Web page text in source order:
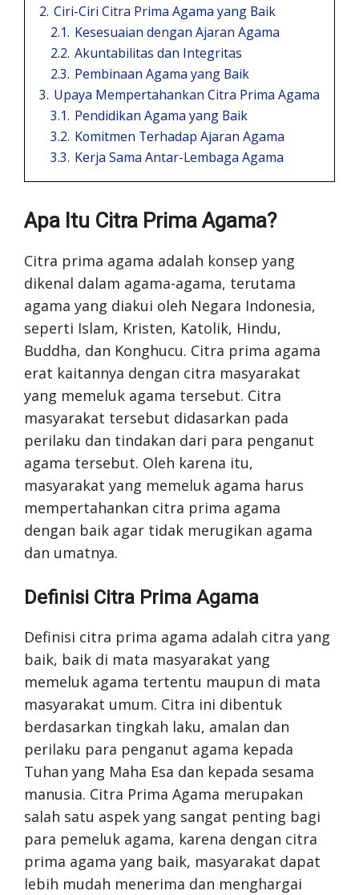
2. Ciri-Ciri Citra Prima Agama yang Baik
2.1. Kesesuaian dengan Ajaran Agama
2.2. Akuntabilitas dan Integritas
2.3. Pembinaan Agama yang Baik
3. Upaya Mempertahankan Citra Prima Agama
3.1. Pendidikan Agama yang Baik
3.2. Komitmen Terhadap Ajaran Agama
3.3. Kerja Sama Antar-Lembaga Agama
Apa Itu Citra Prima Agama?
Citra prima agama adalah konsep yang
dikenal dalam agama-agama, terutama
agama yang diakui oleh Negara Indonesia,
seperti Islam, Kristen, Katolik, Hindu,
Buddha, dan Konghucu. Citra prima agama
erat kaitannya dengan citra masyarakat
yang memeluk agama tersebut. Citra
masyarakat tersebut didasarkan pada
perilaku dan tindakan dari para penganut
agama tersebut. Oleh karena itu,
masyarakat yang memeluk agama harus
mempertahankan citra prima agama
dengan baik agar tidak merugikan agama
dan umatnya.
Definisi Citra Prima Agama
Definisi citra prima agama adalah citra yang
baik, baik di mata masyarakat yang
memeluk agama tertentu maupun di mata
masyarakat umum. Citra ini dibentuk
berdasarkan tingkah laku, amalan dan
perilaku para penganut agama kepada
Tuhan yang Maha Esa dan kepada sesama
manusia. Citra Prima Agama merupakan
salah satu aspek yang sangat penting bagi
para pemeluk agama, karena dengan citra
prima agama yang baik, masyarakat dapat
lebih mudah menerima dan menghargai